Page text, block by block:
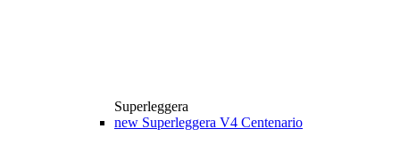
Superleggera
new Superleggera V4 Centenario